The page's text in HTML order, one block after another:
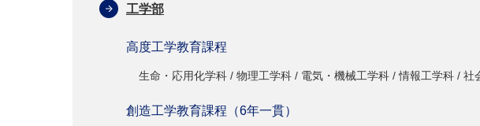
工学部
高度工学教育課程
生命・応用化学科 / 物理工学科 / 電気・機械工学科 / 情報工学科 / 社
創造工学教育課程（6年一貫）